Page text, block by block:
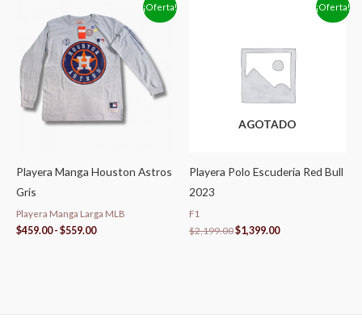
¡Oferta!
Playera Manga Houston Astros
Gris
Playera Manga Larga MLB
$459.00 - $559.00
de
precios:
desde
$459.00
hasta
$559.00
¡Oferta!
AGOTADO
Playera Polo Escuderia Red Bull
2023
F1
$2,199.00
$2,199.00.
$1,399.00
$1,399.00.